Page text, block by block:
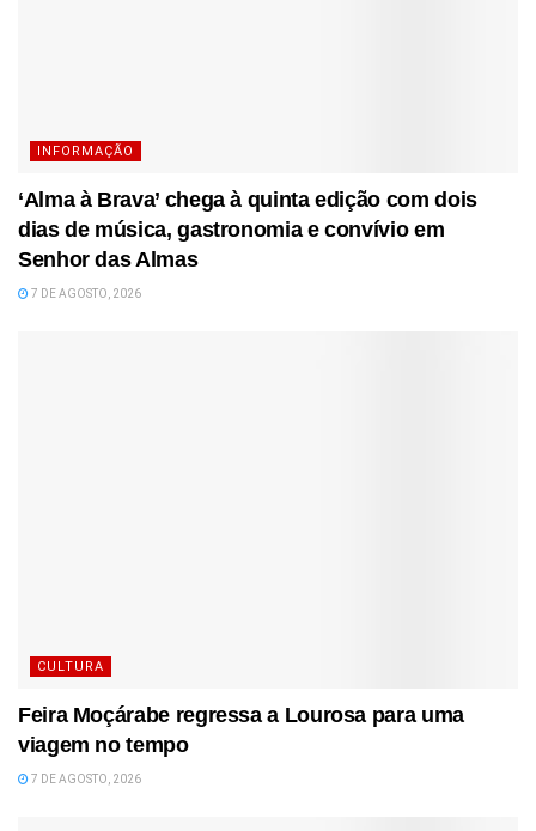
INFORMAÇÃO
‘Alma à Brava’ chega à quinta edição com dois
dias de música, gastronomia e convívio em
Senhor das Almas
7 DE AGOSTO, 2026
CULTURA
Feira Moçárabe regressa a Lourosa para uma
viagem no tempo
7 DE AGOSTO, 2026